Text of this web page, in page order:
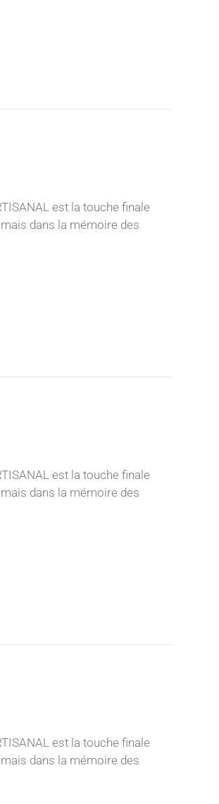
est la touche finale
dans la mémoire des
est la touche finale
dans la mémoire des
est la touche finale
dans la mémoire des